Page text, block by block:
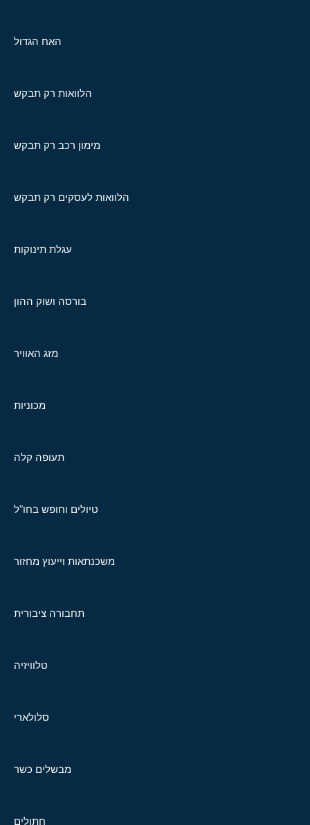
האח הגדול
הלוואות רק תבקש
מימון רכב רק תבקש
הלוואות לעסקים רק תבקש
עגלת תינוקות
בורסה ושוק ההון
מזג האוויר
מכוניות
תעופה קלה
טיולים וחופש בחו"ל
משכנתאות וייעוץ מחזור
תחבורה ציבורית
טלוויזיה
סלולארי
מבשלים כשר
חתולים